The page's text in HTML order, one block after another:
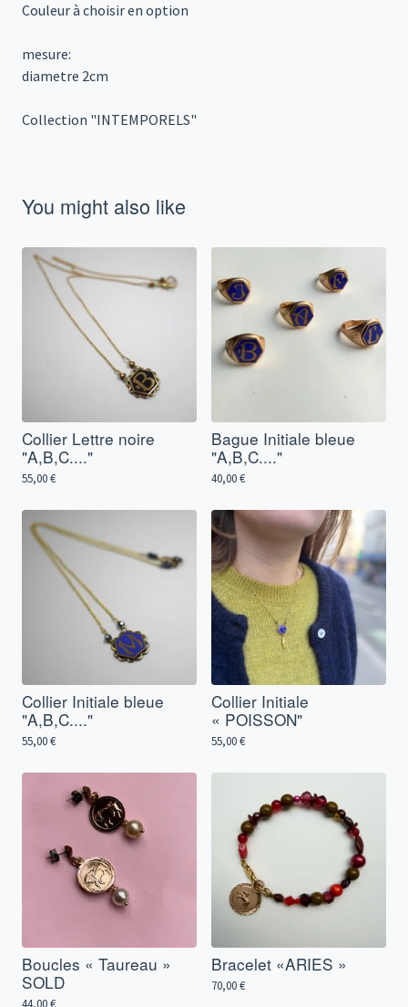
Couleur à choisir en option
mesure:
diametre 2cm
Collection "INTEMPORELS"
You might also like
Collier Lettre noire
"A,B,C...."
55,00€
Bague Initiale bleue
"A,B,C...."
40,00€
Collier Initiale bleue
"A,B,C...."
55,00€
Collier Initiale
« POISSON"
55,00€
Boucles « Taureau »
SOLD
44,00€
Bracelet «ARIES »
70,00€